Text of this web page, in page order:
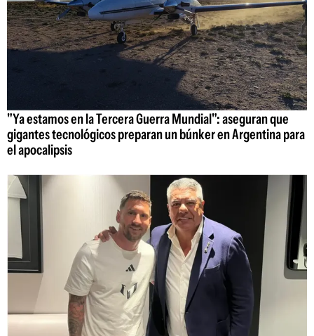
"Ya estamos en la Tercera Guerra Mundial": aseguran que
gigantes tecnológicos preparan un búnker en Argentina para
el apocalipsis